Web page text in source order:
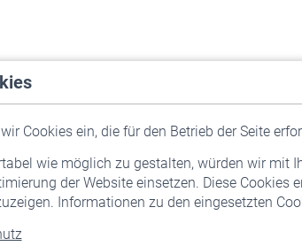
Cookies ein, die für den Betrieb der Seite
wie möglich zu gestalten, würden wir mit
der Website einsetzen. Diese Cookies
Informationen zu den eingesetzten